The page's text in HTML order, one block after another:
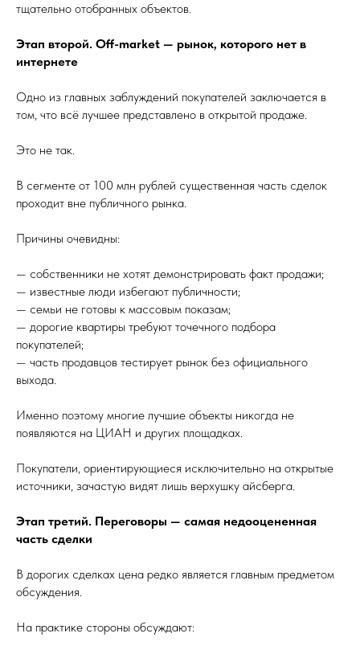
тщательно отобранных объектов.
Этап второй. Off-market — рынок, которого нет в
интернете
Одно из главных заблуждений покупателей заключается в
том, что всё лучшее представлено в открытой продаже.
Это не так.
В сегменте от 100 млн рублей существенная часть сделок
проходит вне публичного рынка.
Причины очевидны:
— собственники не хотят демонстрировать факт продажи;
— известные люди избегают публичности;
— семьи не готовы к массовым показам;
— дорогие квартиры требуют точечного подбора
покупателей;
— часть продавцов тестирует рынок без официального
выхода.
Именно поэтому многие лучшие объекты никогда не
появляются на ЦИАН и других площадках.
Покупатели, ориентирующиеся исключительно на открытые
источники, зачастую видят лишь верхушку айсберга.
Этап третий. Переговоры — самая недооцененная
часть сделки
В дорогих сделках цена редко является главным предметом
обсуждения.
На практике стороны обсуждают: